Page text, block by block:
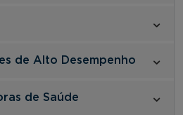
de Alto Desempenho
de Saúde